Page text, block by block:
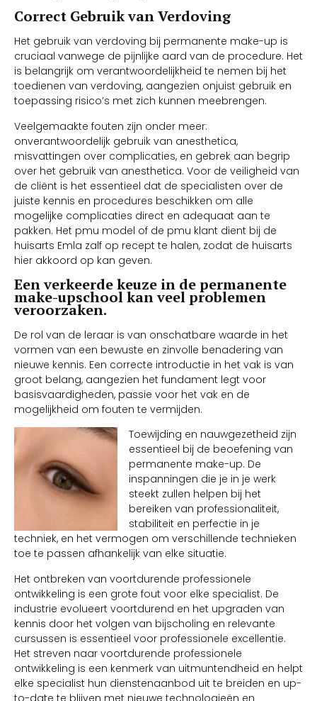
Correct Gebruik van Verdoving
Het gebruik van verdoving bij permanente make-up is
cruciaal vanwege de pijnlijke aard van de procedure. Het
is belangrijk om verantwoordelijkheid te nemen bij het
toedienen van verdoving, aangezien onjuist gebruik en
toepassing risico’s met zich kunnen meebrengen.
Veelgemaakte fouten zijn onder meer:
onverantwoordelijk gebruik van anesthetica,
misvattingen over complicaties, en gebrek aan begrip
over het gebruik van anesthetica. Voor de veiligheid van
de cliënt is het essentieel dat de specialisten over de
juiste kennis en procedures beschikken om alle
mogelijke complicaties direct en adequaat aan te
pakken. Het pmu model of de pmu klant dient bij de
huisarts Emla zalf op recept te halen, zodat de huisarts
hier akkoord op kan geven.
Een verkeerde keuze in de permanente
make-upschool kan veel problemen
veroorzaken.
De rol van de leraar is van onschatbare waarde in het
vormen van een bewuste en zinvolle benadering van
nieuwe kennis. Een correcte introductie in het vak is van
groot belang, aangezien het fundament legt voor
basisvaardigheden, passie voor het vak en de
mogelijkheid om fouten te vermijden.
Toewijding en nauwgezetheid zijn
essentieel bij de beoefening van
permanente make-up. De
inspanningen die je in je werk
steekt zullen helpen bij het
bereiken van professionaliteit,
stabiliteit en perfectie in je
techniek, en het vermogen om verschillende technieken
toe te passen afhankelijk van elke situatie.
Het ontbreken van voortdurende professionele
ontwikkeling is een grote fout voor elke specialist. De
industrie evolueert voortdurend en het upgraden van
kennis door het volgen van bijscholing en relevante
cursussen is essentieel voor professionele excellentie.
Het streven naar voortdurende professionele
ontwikkeling is een kenmerk van uitmuntendheid en helpt
elke specialist hun dienstenaanbod uit te breiden en up-
to-date te blijven met nieuwe technologieën en